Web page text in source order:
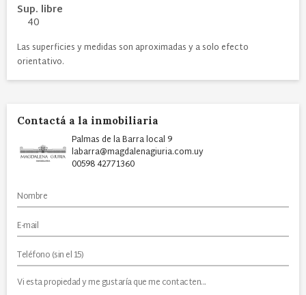
Sup. libre
40
Las superficies y medidas son aproximadas y a solo efecto
orientativo.
Contactá a la inmobiliaria
Palmas de la Barra local 9
labarra@magdalenagiuria.com.uy
00598 42771360